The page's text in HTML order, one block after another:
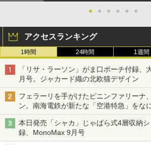
● ● ● ● ● ●
アクセスランキング
1時間 24時間 1週間
「リサ・ラーソン」がま口ポーチ付録、
月号。ジャカード織の北欧猫デザイン
フェラーリを手がけたピニンファリーナ
ン。南海電鉄が新たな「空港特急」をな
本日発売「シャカ」じゃばら式4層収納
録、MonoMax 9月号